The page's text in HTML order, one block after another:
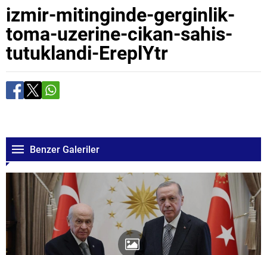
izmir-mitinginde-gerginlik-
toma-uzerine-cikan-sahis-
tutuklandi-EreplYtr
Benzer Galeriler